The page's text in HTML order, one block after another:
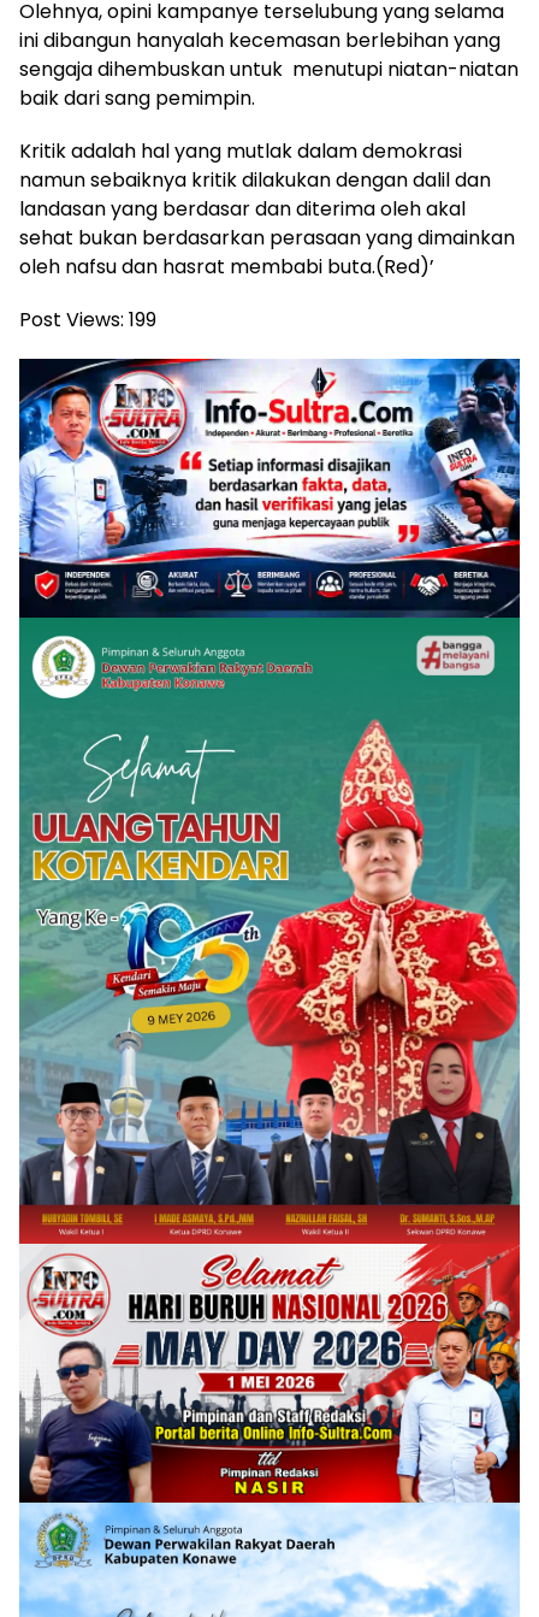
Olehnya, opini kampanye terselubung yang selama
ini dibangun hanyalah kecemasan berlebihan yang
sengaja dihembuskan untuk menutupi niatan-niatan
baik dari sang pemimpin.
Kritik adalah hal yang mutlak dalam demokrasi
namun sebaiknya kritik dilakukan dengan dalil dan
landasan yang berdasar dan diterima oleh akal
sehat bukan berdasarkan perasaan yang dimainkan
oleh nafsu dan hasrat membabi buta.(Red)’
Post Views: 199